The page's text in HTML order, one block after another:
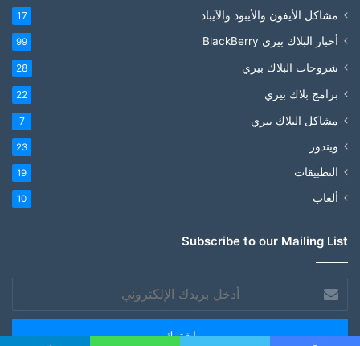
مشاكل الأيفون والأيبود والآيباد 17
أخبار البلاك بيري BlackBerry 99
شروحات البلاك بيري 28
برامج بلاك بيري 22
مشاكل البلاك بيري 7
ويندوز 23
التطبيقات 19
ألعاب 10
Subscribe to our Mailing List
بريدك
الإلكتروني